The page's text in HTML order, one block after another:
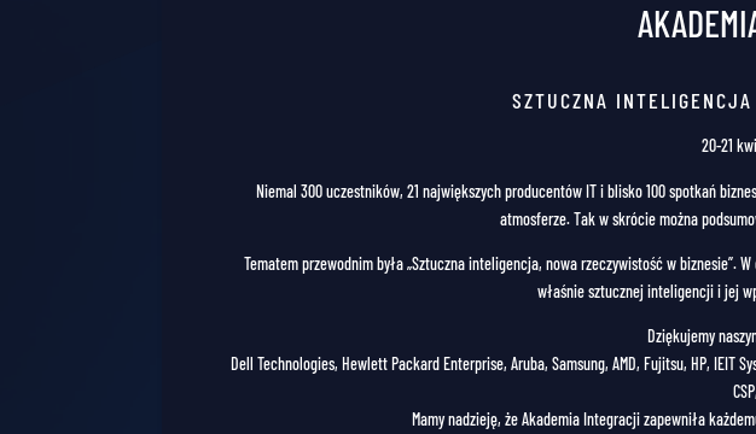
SZTUCZNA
20-21
Niemal 300 uczestników, 21 największych producentów IT i blisko 100 spotkań
atmosferze. Tak w skrócie można
Tematem przewodnim była „Sztuczna inteligencja, nowa rzeczywistość w biznesie”.
właśnie sztucznej inteligencji i jej
Dziękujemy
Dell Technologies, Hewlett Packard Enterprise, Aruba, Samsung, AMD, Fujitsu, HP,
Mamy nadzieję, że Akademia Integracji zapewniła